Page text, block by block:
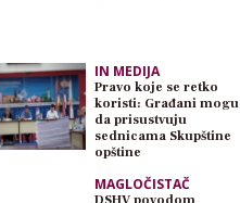
IN MEDIJA
Pravo koje se retko
koristi: Građani mogu
da prisustvuju
sednicama Skupštine
opštine
MAGLOČISTAČ